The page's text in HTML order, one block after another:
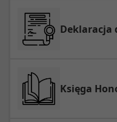
Deklaracja
Księga